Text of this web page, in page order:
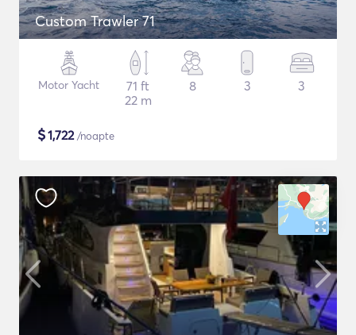
Custom Trawler 71
Motor Yacht
71 ft
22 m
8 3 3
$1,722/noapte